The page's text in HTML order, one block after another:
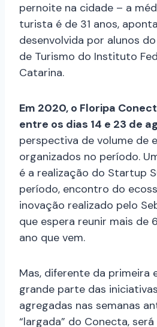
pernoite na cidade – a
turista é de 31 anos,
desenvolvida por alunos
de Turismo do Instituto
Catarina.
Em 2020, o Floripa
entre os dias 14 e 23 de
perspectiva de volume de
organizados no período.
é a realização do Startup
período, encontro do
inovação realizado pelo
que espera reunir mais de
ano que vem.
Mas, diferente da primeira
grande parte das
agregadas nas semanas
“largada” do Conecta,